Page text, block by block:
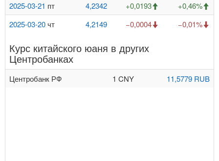
2025-03-21 пт 4,2342 +0,0193
+0,46%
2025-03-20 чт 4,2149 −0,0004 −0,01%
Курс китайского юаня в других
Центробанках
Центробанк РФ 1 CNY 11,5779 RUB